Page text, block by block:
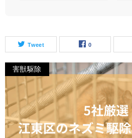
Tweet 0
害獣駆除